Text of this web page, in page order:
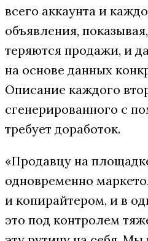
всего аккаунта и
объявления,
теряются продажи, и
на основе данных
Описание каждого
сгенерированного с
требует доработок.
«Продавцу на
одновременно
и копирайтером, и в
это под контролем